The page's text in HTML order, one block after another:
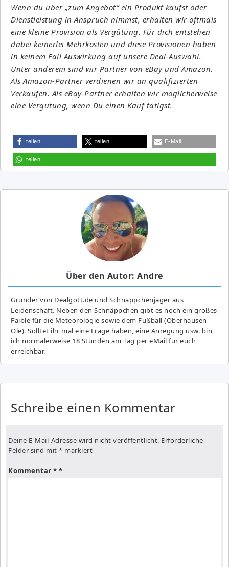
Wenn du über „zum Angebot“ ein Produkt kaufst oder
Dienstleistung in Anspruch nimmst, erhalten wir oftmals
eine kleine Provision als Vergütung. Für dich entstehen
dabei keinerlei Mehrkosten und diese Provisionen haben
in keinem Fall Auswirkung auf unsere Deal-Auswahl.
Unter anderem sind wir Partner von eBay und Amazon.
Als Amazon-Partner verdienen wir an qualifizierten
Verkäufen. Als eBay-Partner erhalten wir möglicherweise
eine Vergütung, wenn Du einen Kauf tätigst.
teilen teilen E-Mail
teilen
Über den Autor: Andre
Gründer von Dealgott.de und Schnäppchenjäger aus
Leidenschaft. Neben den Schnäppchen gibt es noch ein großes
Fai­ble für die Meteorologie sowie dem Fußball (Oberhausen
Ole). Solltet ihr mal eine Frage haben, eine Anregung usw. bin
ich normalerweise 18 Stunden am Tag per eMail für euch
erreichbar.
Schreibe einen Kommentar
Deine E-Mail-Adresse wird nicht veröffentlicht. Erforderliche
Felder sind mit * markiert
Kommentar *